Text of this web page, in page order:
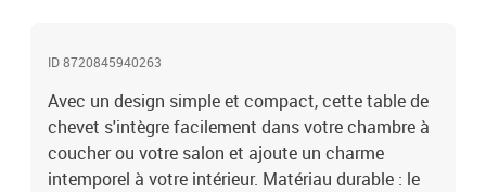
Attention :Pour éviter qu'il ne soit renversé, ce produit doit être
fuméMatériau : bois d'ingénierie, ferDimensions : 30 x 60 x 60 cm (l
x P x H)L'assemblage est requisLegal Documents:Vous trouverez
ici plus de détails sur la façon d'empêcher vos meubles de basculer
ID 8720845940263
Avec un design simple et compact, cette table de
chevet s'intègre facilement dans votre chambre à
coucher ou votre salon et ajoute un charme
intemporel à votre intérieur. Matériau durable : le